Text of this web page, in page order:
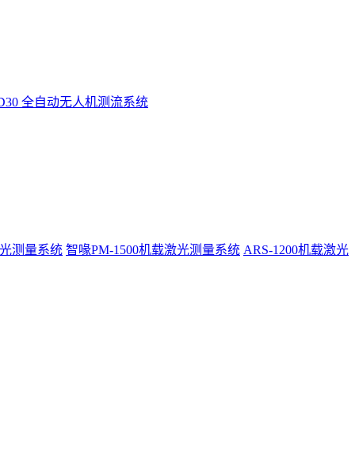
全自动无人机测流系统
测量系统 智喙PM-1500机载激光测量系统 ARS-1200机载激光